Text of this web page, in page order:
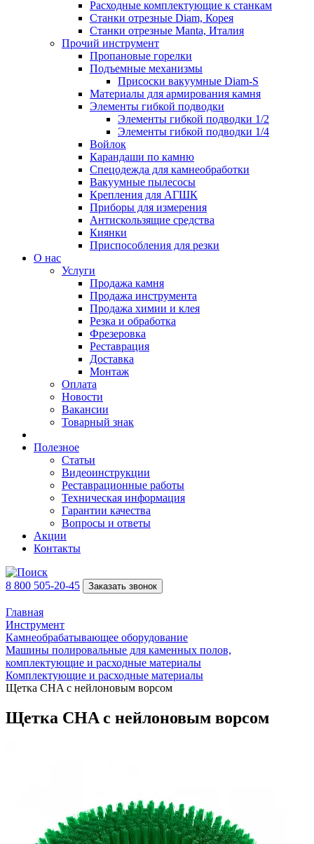
Расходные комплектующие к станкам
Станки отрезные Diam, Корея
Станки отрезные Manta, Италия
Прочий инструмент
Пропановые горелки
Подъeмные механизмы
Присоски вакуумные Diam-S
Материалы для армирования камня
Элементы гибкой подводки
Элементы гибкой подводки 1/2
Элементы гибкой подводки 1/4
Войлок
Карандаши по камню
Спецодежда для камнеобработки
Вакуумные пылесосы
Крепления для АГШК
Приборы для измерения
Антискользящие средства
Киянки
Приспособления для резки
О нас
Услуги
Продажа камня
Продажа инструмента
Продажа химии и клея
Резка и обработка
Фрезеровка
Реставрация
Доставка
Монтаж
Оплата
Новости
Вакансии
Товарный знак
Полезное
Статьи
Видеоинструкции
Реставрационные работы
Техническая информация
Гарантии качества
Вопросы и ответы
Акции
Контакты
8 800 505-20-45 Заказать звонок
Главная
Инструмент
Камнеобрабатывающее оборудование
Машины полировальные для каменных полов,
комплектующие и расходные материалы
Комплектующие и расходные материалы
Щетка CHA с нейлоновым ворсом
Щетка CHA с нейлоновым ворсом